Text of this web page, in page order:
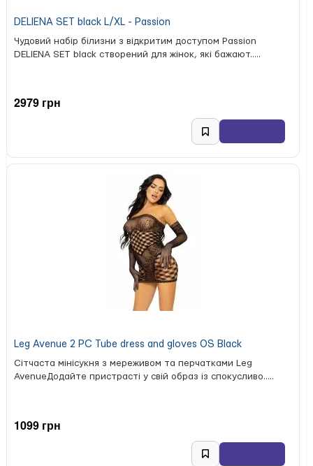
DELIENA SET black L/XL - Passion
Чудовий набір білизни з відкритим доступом Passion
DELIENA SET black створений для жінок, які бажают.....
2979 грн
Leg Avenue 2 PC Tube dress and gloves OS Black
Сітчаста мінісукня з мереживом та перчатками Leg
AvenueДодайте пристрасті у свій образ із спокусливо.....
1099 грн